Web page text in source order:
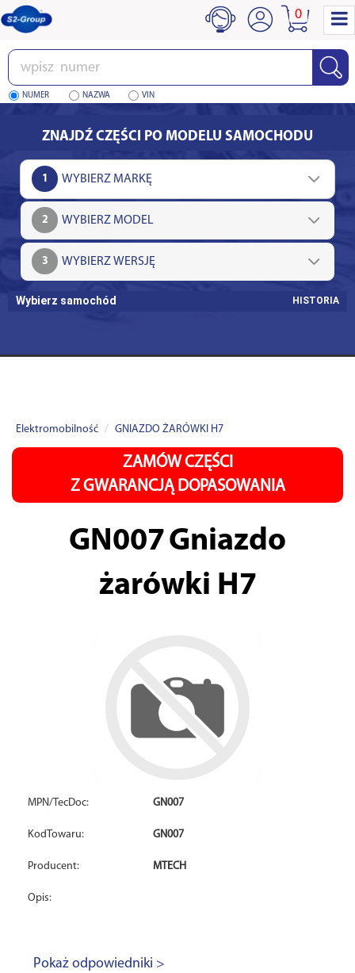
Wpisz
numer
NUMER NAZWA VIN
0
ZNAJDŹ CZĘŚCI PO MODELU SAMOCHODU
1
2
3
Wybierz samochód HISTORIA
Elektromobilność GNIAZDO ŻARÓWKI H7
ZAMÓW CZĘŚCI
Z GWARANCJĄ DOPASOWANIA
GN007Gniazdo
żarówki H7
MPN/TecDoc: GN007
KodTowaru: GN007
Producent: MTECH
Opis:
Pokaż odpowiedniki >